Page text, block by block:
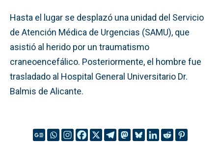
Hasta el lugar se desplazó una unidad del Servicio
de Atención Médica de Urgencias (SAMU), que
asistió al herido por un traumatismo
craneoencefálico. Posteriormente, el hombre fue
trasladado al Hospital General Universitario Dr.
Balmis de Alicante.